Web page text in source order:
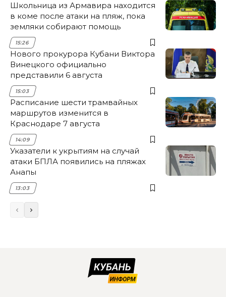
Школьница из Армавира находится
в коме после атаки на пляж, пока
земляки собирают помощь
15:26
Нового прокурора Кубани Виктора
Винецкого официально
представили 6 августа
15:03
Расписание шести трамвайных
маршрутов изменится в
Краснодаре 7 августа
14:09
Указатели к укрытиям на случай
атаки БПЛА появились на пляжах
Анапы
13:03